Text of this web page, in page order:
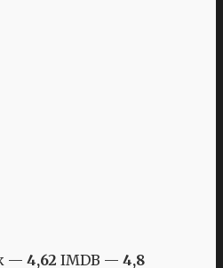
— 4,62 IMDB — 4,8